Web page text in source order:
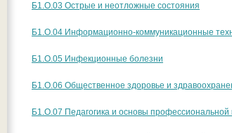
Б1.О.03 Острые и неотложные состояния
Б1.О.04 Информационно-коммуникационные
Б1.О.05 Инфекционные болезни
Б1.О.06 Общественное здоровье и
Б1.О.07 Педагогика и основы профессиональной